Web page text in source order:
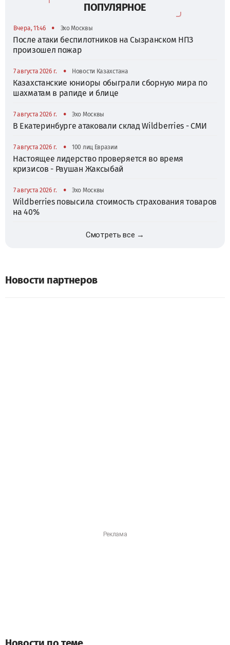
ПОПУЛЯРНОЕ
Вчера, 11:46 • Эхо Москвы
После атаки беспилотников на Сызранском НПЗ
произошел пожар
7 августа 2026 г. • Новости Казахстана
Казахстанские юниоры обыграли сборную мира по
шахматам в рапиде и блице
7 августа 2026 г. • Эхо Москвы
В Екатеринбурге атаковали склад Wildberries - СМИ
7 августа 2026 г. • 100 лиц Евразии
Настоящее лидерство проверяется во время
кризисов - Раушан Жаксыбай
7 августа 2026 г. • Эхо Москвы
Wildberries повысила стоимость страхования товаров
на 40%
Смотреть все →
Новости партнеров